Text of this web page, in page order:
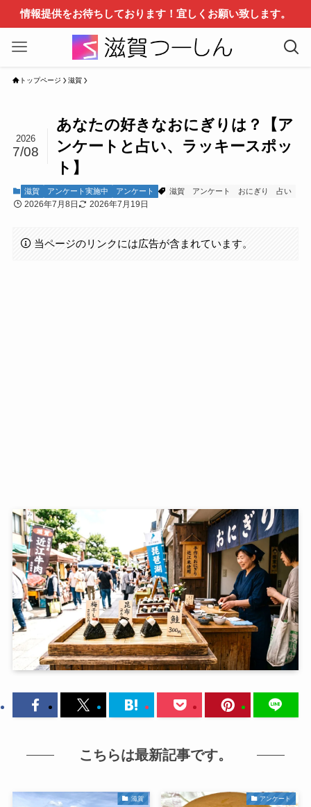
情報提供をお待ちしております！宜しくお願い致します。
トップページ 滋賀
あなたの好きなおにぎりは？【ア
ンケートと占い、ラッキースポッ
ト】
2026
7/08
滋賀 アンケート実施中 アンケート 滋賀 アンケート おにぎり 占い
2026年7月8日 2026年7月19日
当ページのリンクには広告が含まれています。
こちらは最新記事です。
滋賀 アンケート